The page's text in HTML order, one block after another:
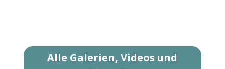
Alle Galerien, Videos und